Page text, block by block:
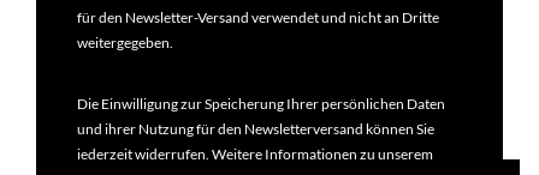
für den Newsletter-Versand verwendet und nicht an Dritte
weitergegeben.
Die Einwilligung zur Speicherung Ihrer persönlichen Daten
und ihrer Nutzung für den Newsletterversand können Sie
jederzeit widerrufen. Weitere Informationen zu unserem